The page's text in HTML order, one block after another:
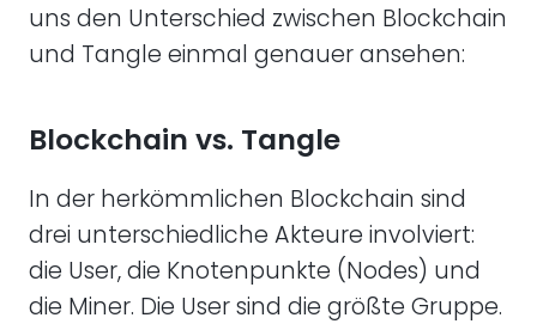
uns den Unterschied zwischen Blockchain
und Tangle einmal genauer ansehen:
Blockchain vs. Tangle
In der herkömmlichen Blockchain sind
drei unterschiedliche Akteure involviert:
die User, die Knotenpunkte (Nodes) und
die Miner. Die User sind die größte Gruppe.